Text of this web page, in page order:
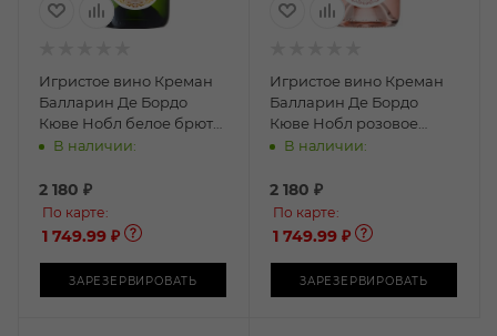
Игристое вино Креман
Балларин Де Бордо
Кюве Нобл белое брют
0,75л
В наличии:
2 180 ₽
По карте:
1 749.99 ₽
ЗАРЕЗЕРВИРОВАТЬ
Игристое вино Креман
Балларин Де Бордо
Кюве Нобл розовое
брют 0,75л
В наличии:
2 180 ₽
По карте:
1 749.99 ₽
ЗАРЕЗЕРВИРОВАТЬ